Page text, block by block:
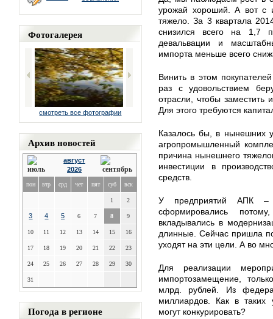
Фотогалерея
смотреть все фотографии
Архив новостей
август
2026
пон втр срд чет пят суб вск
1 2
3 4 5 6 7 8 9
10 11 12 13 14 15 16
17 18 19 20 21 22 23
24 25 26 27 28 29 30
31
Погода в регионе
урожай хороший. А вот с
тяжело. За 3 квартала
снизился всего на
девальвации и
импорта меньше всего
Винить в этом
раз с удовольствием
отрасли, чтобы заместить
Для этого требуются
Казалось бы, в нынешних
агропромышленный
причина нынешнего
инвестиции в
средств.
У предприятий АПК
сформировались
вкладывались в
длинные. Сейчас пришла
уходят на эти цели. А во
Для реализации
импортозамещение,
млрд. рублей. Из
миллиардов. Как в таких
могут конкурировать?